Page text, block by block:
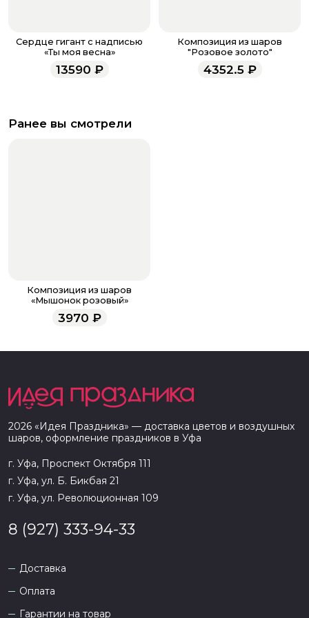
Сердце гигант с надписью
«Ты моя весна»
13590 ₽
Композиция из шаров
"Розовое золото"
4352.5₽
Ранее вы смотрели
Композиция из шаров
«Мышонок розовый»
3970 ₽
2026 «Идея Праздника» — доставка цветов и воздушных
шаров, оформление праздников в Уфа
г. Уфа, Проспект Октября 111
г. Уфа, ул. Б. Бикбая 21
г. Уфа, ул. Революционная 109
8 (927) 333-94-33
Доставка
Оплата
Гарантии на товар